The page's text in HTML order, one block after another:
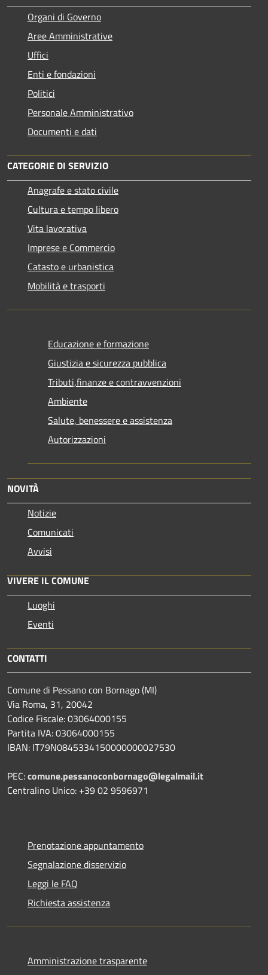
Organi di Governo
Aree Amministrative
Uffici
Enti e fondazioni
Politici
Personale Amministrativo
Documenti e dati
CATEGORIE DI SERVIZIO
Anagrafe e stato civile
Cultura e tempo libero
Vita lavorativa
Imprese e Commercio
Catasto e urbanistica
Mobilità e trasporti
Educazione e formazione
Giustizia e sicurezza pubblica
Tributi,finanze e contravvenzioni
Ambiente
Salute, benessere e assistenza
Autorizzazioni
NOVITÀ
Notizie
Comunicati
Avvisi
VIVERE IL COMUNE
Luoghi
Eventi
CONTATTI
Comune di Pessano con Bornago (MI)
Via Roma, 31, 20042
Codice Fiscale: 03064000155
Partita IVA: 03064000155
IBAN: IT79N0845334150000000027530
PEC:comune.pessanoconbornago@legalmail.it
Centralino Unico: +39 02 9596971
Prenotazione appuntamento
Segnalazione disservizio
Leggi le FAQ
Richiesta assistenza
Amministrazione trasparente